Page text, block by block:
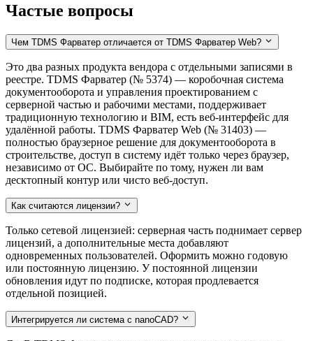
Частые вопросы
Чем TDMS Фарватер отличается от TDMS Фарватер Web?
Это два разных продукта вендора с отдельными записями в
реестре. TDMS Фарватер (№ 5374) — коробочная система
документооборота и управления проектированием с
серверной частью и рабочими местами, поддерживает
традиционную технологию и BIM, есть веб-интерфейс для
удалённой работы. TDMS Фарватер Web (№ 31403) —
полностью браузерное решение для документооборота в
строительстве, доступ в систему идёт только через браузер,
независимо от ОС. Выбирайте по тому, нужен ли вам
десктопный контур или чисто веб-доступ.
Как считаются лицензии?
Только сетевой лицензией: серверная часть поднимает сервер
лицензий, а дополнительные места добавляют
одновременных пользователей. Оформить можно годовую
или постоянную лицензию. У постоянной лицензии
обновления идут по подписке, которая продлевается
отдельной позицией.
Интегрируется ли система с nanoCAD?